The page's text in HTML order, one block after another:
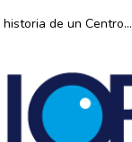
de un Centro...